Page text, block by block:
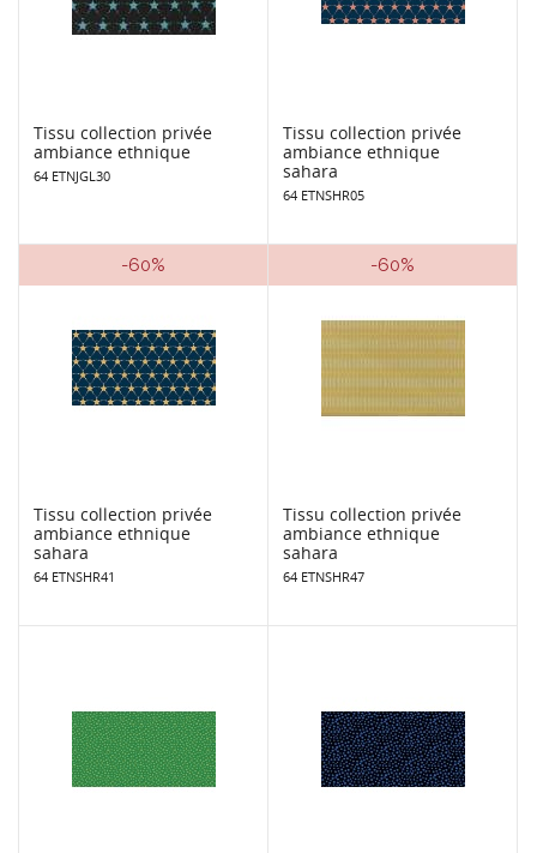
Tissu collection privée
ambiance ethnique
64 ETNJGL30
Tissu collection privée
ambiance ethnique
sahara
64 ETNSHR05
-60%
Tissu collection privée
ambiance ethnique
sahara
64 ETNSHR41
-60%
Tissu collection privée
ambiance ethnique
sahara
64 ETNSHR47